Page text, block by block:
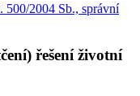
500/2004 Sb., správní
řešení životní